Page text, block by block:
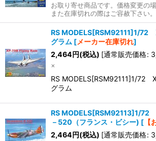
お取り寄せ商品です。価格変更の
また在庫切れの際はご容赦下さい。
RS MODELS[RSM92111]1/72
グラム [メーカー在庫切れ]
2,464円(税込) [通常販売価格:
×
RS MODELS[RSM92111]1/72
グラム
RS MODELS[RSM92113]1/72
－520（フランス・ビシー) [ 【
2,464円(税込) [通常販売価格: